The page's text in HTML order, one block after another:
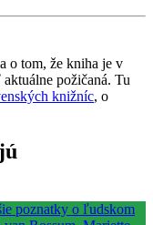
o tom, že kniha je v
požičaná. Tu
knižníc, o